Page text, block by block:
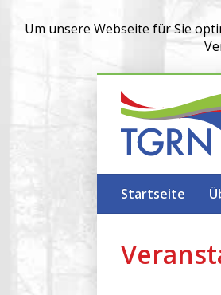
Um unsere Webseite für Sie
Startseite